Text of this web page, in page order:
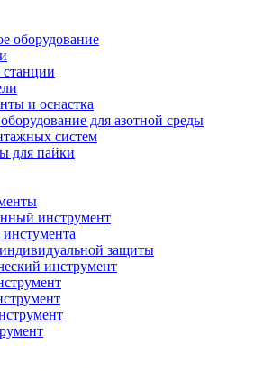
оборудование
и оснастка
для азотной среды
систем
для пайки
инструмент
защиты
инструмент